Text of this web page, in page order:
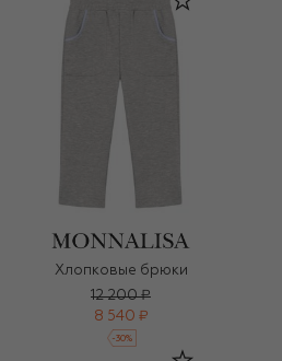
Хлопковые брюки
12 200 ₽
8 540 ₽
-30%